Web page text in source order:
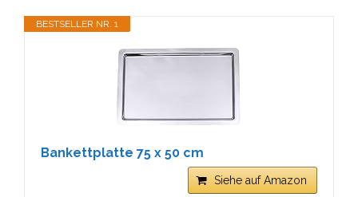
BESTSELLER NR. 1
Bankettplatte 75 x 50 cm
Siehe auf Amazon